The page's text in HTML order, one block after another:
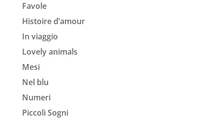
Favole
Histoire d’amour
In viaggio
Lovely animals
Mesi
Nel blu
Numeri
Piccoli Sogni